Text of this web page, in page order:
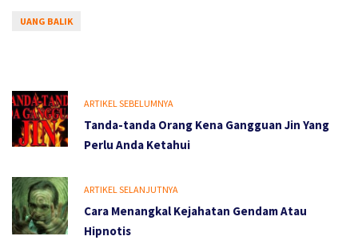
UANG BALIK
ARTIKEL SEBELUMNYA
Tanda-tanda Orang Kena Gangguan Jin Yang
Perlu Anda Ketahui
ARTIKEL SELANJUTNYA
Cara Menangkal Kejahatan Gendam Atau
Hipnotis